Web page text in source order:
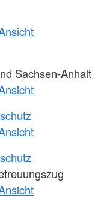
Sachsen-Anhalt